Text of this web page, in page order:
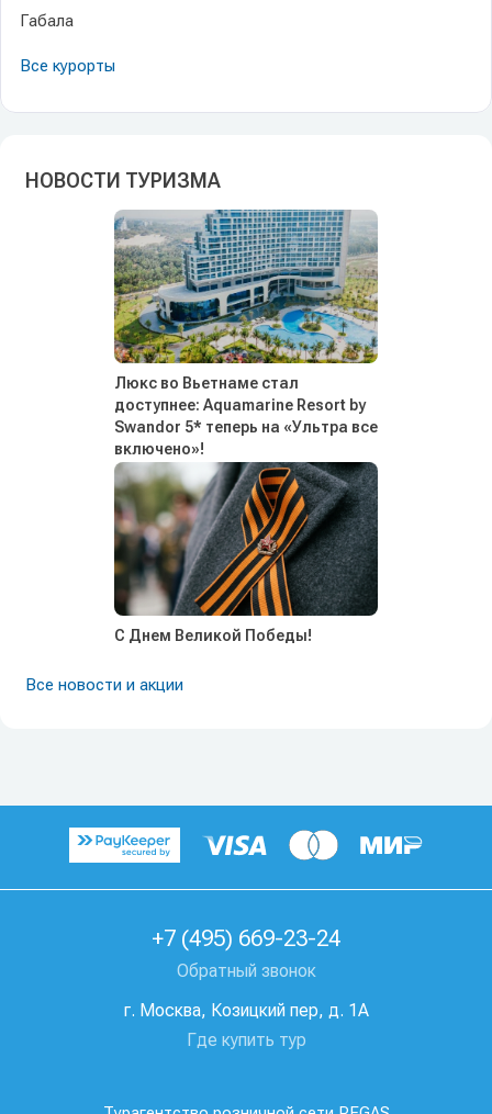
Габала
Все курорты
НОВОСТИ ТУРИЗМА
Люкс во Вьетнаме стал
доступнее: Aquamarine Resort by
Swandor 5* теперь на «Ультра все
включено»!
С Днем Великой Победы!
Все новости и акции
+7 (495) 669-23-24
Обратный звонок
г. Москва, Козицкий пер, д. 1А
Где купить тур